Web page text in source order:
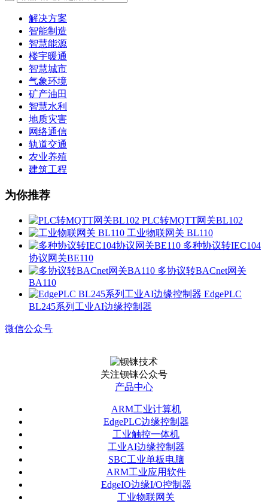
解决方案
智能制造
智慧能源
楼宇暖通
智慧城市
气象环境
矿产油田
智慧水利
地质灾害
网络通信
轨道交通
农业养殖
建筑工程
为你推荐
PLC转MQTT网关BL102
工业物联网关 BL110
多种协议转IEC104
协议网关BE110
多协议转BACnet网关
BA110
EdgePLC
BL245系列工业AI边缘控制器
微信公众号
关注钡铼公众号
产品中心
ARM工业计算机
EdgePLC边缘控制器
工业触控一体机
工业AI边缘控制器
SBC工业单板电脑
ARM工业应用软件
EdgeIO边缘I/O控制器
工业物联网关